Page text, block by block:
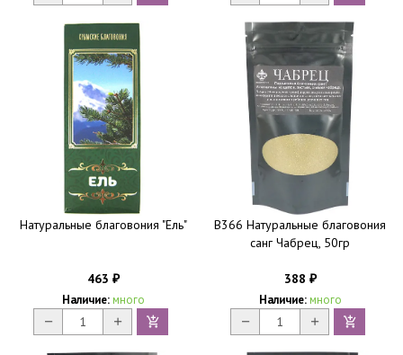
Натуральные благовония "Ель"
463 ₽
Наличие: много
B366 Натуральные благовония
санг Чабрец, 50гр
388 ₽
Наличие: много